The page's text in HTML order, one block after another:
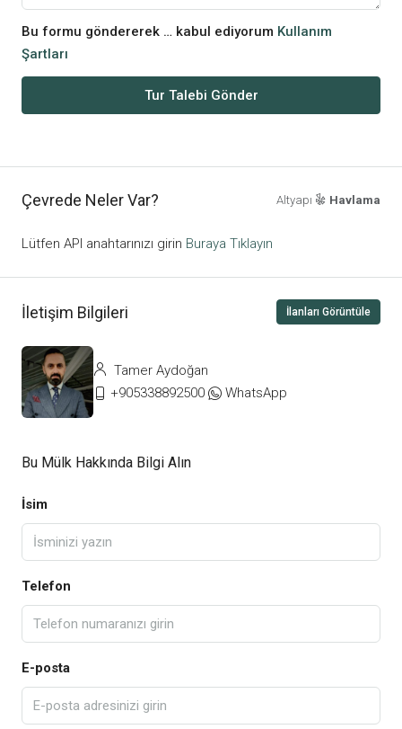
Bu formu göndererek … kabul ediyorum Kullanım
Şartları
Tur Talebi Gönder
Çevrede Neler Var? Altyapı Havlama
Lütfen API anahtarınızı girin Buraya Tıklayın
İletişim Bilgileri İlanları Görüntüle
Tamer Aydoğan
+905338892500
WhatsApp
Bu Mülk Hakkında Bilgi Alın
İsim
Telefon
E-posta